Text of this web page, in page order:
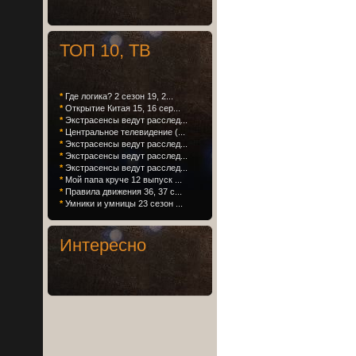
ТОП 10, ТВ
* Где логика? 2 сезон 19, 2...
* Открытие Китая 15, 16 сер...
* Экстрасенсы ведут расслед...
* Центральное телевидение (...
* Экстрасенсы ведут расслед...
* Экстрасенсы ведут расслед...
* Экстрасенсы ведут расслед...
* Мой папа круче 12 выпуск ...
* Правила движения 36, 37 с...
* Умники и умницы 23 сезон ...
Интересно